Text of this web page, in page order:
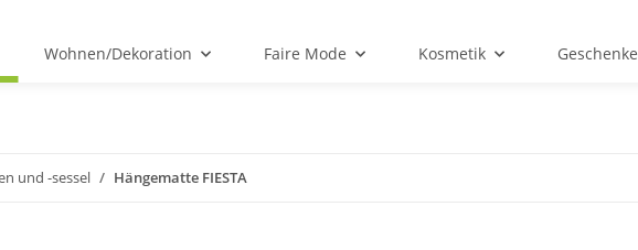
Wohnen/Dekoration Faire Mode Kosmetik Geschenke
und -sessel Hängematte FIESTA